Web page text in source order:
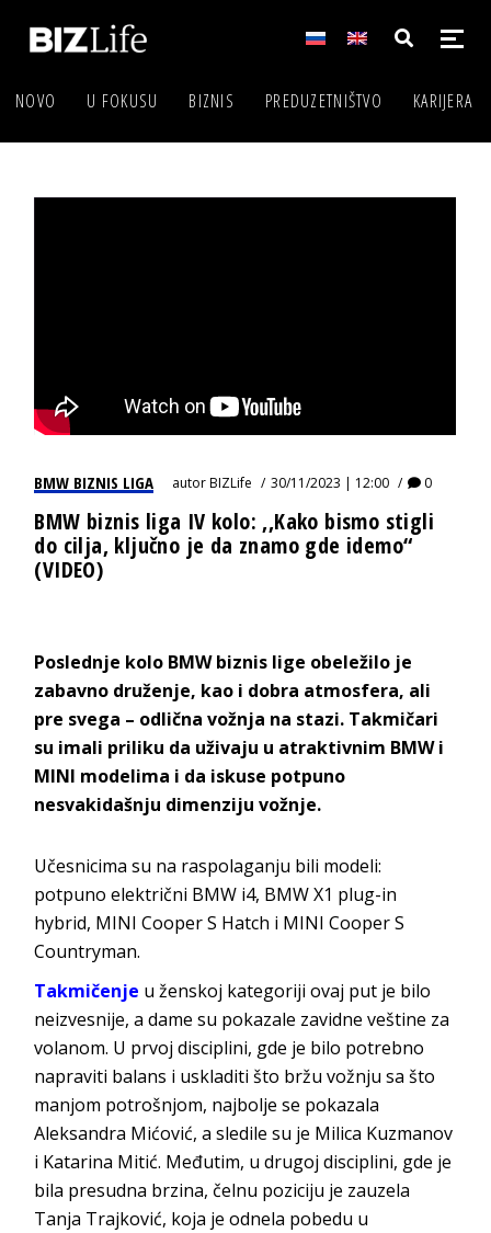
NOVO U FOKUSU BIZNIS PREDUZETNIŠTVO KARIJERA
BMW BIZNIS LIGA autorBIZLife 30/11/2023 | 12:00 0
BMW biznis liga IV kolo: ,,Kako bismo stigli
do cilja, ključno je da znamo gde idemo“
(VIDEO)
Poslednje kolo BMW biznis lige obeležilo je
zabavno druženje, kao i dobra atmosfera, ali
pre svega – odlična vožnja na stazi. Takmičari
su imali priliku da uživaju u atraktivnim BMW i
MINI modelima i da iskuse potpuno
nesvakidašnju dimenziju vožnje.
Učesnicima su na raspolaganju bili modeli:
potpuno električni BMW i4, BMW X1 plug-in
hybrid, MINI Cooper S Hatch i MINI Cooper S
Countryman.
Takmičenje u ženskoj kategoriji ovaj put je bilo
neizvesnije, a dame su pokazale zavidne veštine za
volanom. U prvoj disciplini, gde je bilo potrebno
napraviti balans i uskladiti što bržu vožnju sa što
manjom potrošnjom, najbolje se pokazala
Aleksandra Mićović, a sledile su je Milica Kuzmanov
i Katarina Mitić. Međutim, u drugoj disciplini, gde je
bila presudna brzina, čelnu poziciju je zauzela
Tanja Trajković, koja je odnela pobedu u